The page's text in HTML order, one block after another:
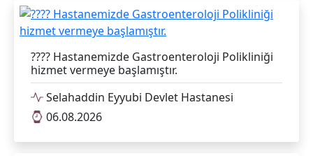
???? Hastanemizde Gastroenteroloji Polikliniği
hizmet vermeye başlamıştır.
Selahaddin Eyyubi Devlet Hastanesi
06.08.2026